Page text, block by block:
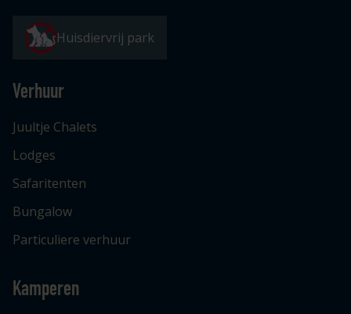
Huisdiervrij park
Verhuur
Juultje Chalets
Lodges
Safaritenten
Bungalow
Particuliere verhuur
Kamperen